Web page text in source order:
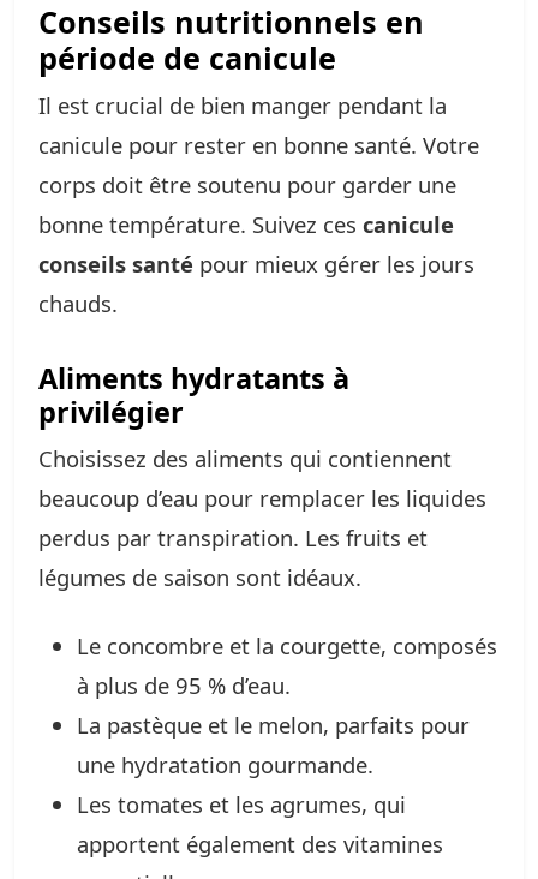
Conseils nutritionnels en
période de canicule
Il est crucial de bien manger pendant la
canicule pour rester en bonne santé. Votre
corps doit être soutenu pour garder une
bonne température. Suivez ces canicule
conseils santé pour mieux gérer les jours
chauds.
Aliments hydratants à
privilégier
Choisissez des aliments qui contiennent
beaucoup d’eau pour remplacer les liquides
perdus par transpiration. Les fruits et
légumes de saison sont idéaux.
Le concombre et la courgette, composés
à plus de 95 % d’eau.
La pastèque et le melon, parfaits pour
une hydratation gourmande.
Les tomates et les agrumes, qui
apportent également des vitamines